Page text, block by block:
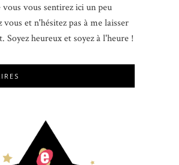
vous vous sentirez ici un peu
vous et n'hésitez pas à me laisser
Soyez heureux et soyez à l'heure !